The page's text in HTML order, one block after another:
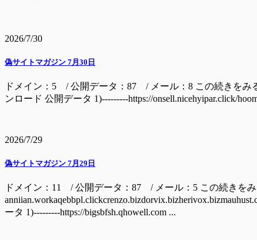
2026/7/30
偽サイトマガジン 7月30日
ドメイン：5 / 公開データ：87 / メール：8 この続きをみる
ンロード 公開データ 1)---------https://onsell.nicehyipar.click/
2026/7/29
偽サイトマガジン 7月29日
ドメイン：11 / 公開データ：87 / メール：5 この続きを
ータ 1)---------https://bigsbfsh.qhowell.com ...